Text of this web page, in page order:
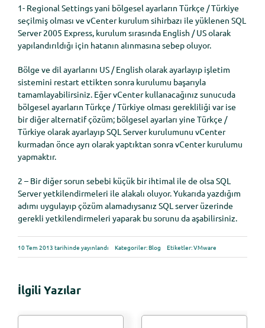
1- Regional Settings yani bölgesel ayarların Türkçe / Türkiye
seçilmiş olması ve vCenter kurulum sihirbazı ile yüklenen SQL
Server 2005 Express, kurulum sırasında English / US olarak
yapılandırıldığı için hatanın alınmasına sebep oluyor.
Bölge ve dil ayarlarını US / English olarak ayarlayıp işletim
sistemini restart ettikten sonra kurulumu başarıyla
tamamlayabilirsiniz. Eğer vCenter kullanacağınız sunucuda
bölgesel ayarların Türkçe / Türkiye olması gerekliliği var ise
bir diğer alternatif çözüm; bölgesel ayarları yine Türkçe /
Türkiye olarak ayarlayıp SQL Server kurulumunu vCenter
kurmadan önce ayrı olarak yaptıktan sonra vCenter kurulumu
yapmaktır.
2 – Bir diğer sorun sebebi küçük bir ihtimal ile de olsa SQL
Server yetkilendirmeleri ile alakalı oluyor. Yukarıda yazdığım
adımı uygulayıp çözüm alamadıysanız SQL server üzerinde
gerekli yetkilendirmeleri yaparak bu sorunu da aşabilirsiniz.
10 Tem 2013 tarihinde yayınlandı Kategoriler:Blog Etiketler:VMware
İlgili Yazılar